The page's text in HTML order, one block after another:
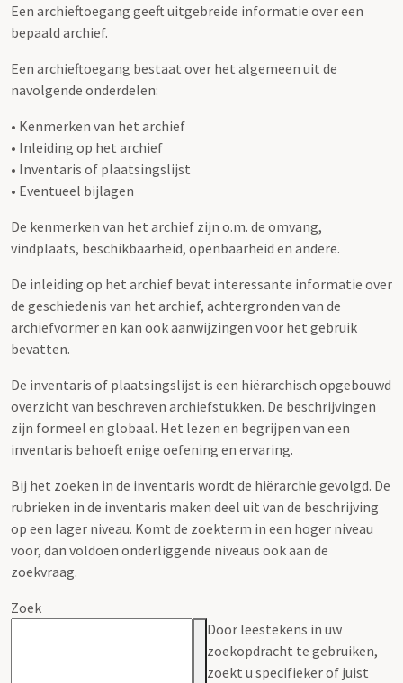
Een archieftoegang geeft uitgebreide informatie over een
bepaald archief.
Een archieftoegang bestaat over het algemeen uit de
navolgende onderdelen:
• Kenmerken van het archief
• Inleiding op het archief
• Inventaris of plaatsingslijst
• Eventueel bijlagen
De kenmerken van het archief zijn o.m. de omvang,
vindplaats, beschikbaarheid, openbaarheid en andere.
De inleiding op het archief bevat interessante informatie over
de geschiedenis van het archief, achtergronden van de
archiefvormer en kan ook aanwijzingen voor het gebruik
bevatten.
De inventaris of plaatsingslijst is een hiërarchisch opgebouwd
overzicht van beschreven archiefstukken. De beschrijvingen
zijn formeel en globaal. Het lezen en begrijpen van een
inventaris behoeft enige oefening en ervaring.
Bij het zoeken in de inventaris wordt de hiërarchie gevolgd. De
rubrieken in de inventaris maken deel uit van de beschrijving
op een lager niveau. Komt de zoekterm in een hoger niveau
voor, dan voldoen onderliggende niveaus ook aan de
zoekvraag.
Zoek
Door leestekens in uw
zoekopdracht te gebruiken,
zoekt u specifieker of juist